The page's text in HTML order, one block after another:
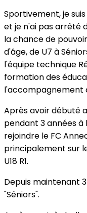
Sportivement, je
et je n'ai pas arrêté
la chance de
d'âge, de U7 à
l'équipe technique
formation des
l'accompagnement
Après avoir débuté
pendant 3 années à
rejoindre le FC
principalement sur
U18 R1.
Depuis maintenant
"Séniors".